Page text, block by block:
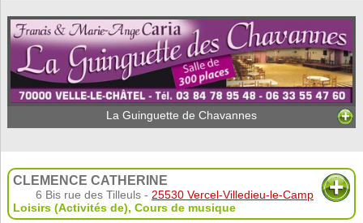
La Guinguette de Chavannes
CLEMENCE CATHERINE
6 Bis rue des Tilleuls - 25530 Vercel-Villedieu-le-Camp
Loisirs (Activités de), Cours de musique